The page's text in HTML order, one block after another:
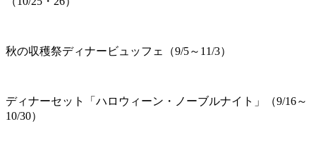
秋の収穫祭ディナービュッフェ（9/5～11/3）
ディナーセット「ハロウィーン・ノーブルナイト」（9/16～
10/30）